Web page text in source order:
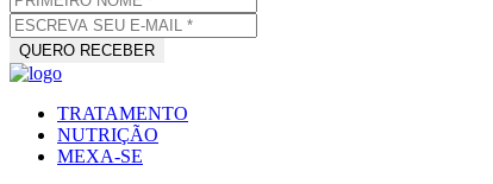
TRATAMENTO
NUTRIÇÃO
MEXA-SE